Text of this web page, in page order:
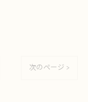
次のページ >